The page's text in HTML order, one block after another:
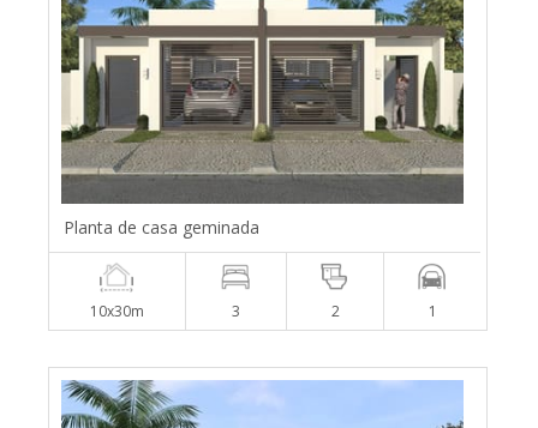
Planta de casa geminada
10x30m 3 2 1